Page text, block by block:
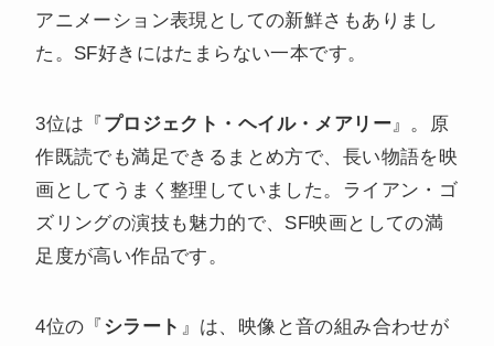
アニメーション表現としての新鮮さもありまし
た。SF好きにはたまらない一本です。
3位は『 プロジェクト・ヘイル・メアリー』。原
作既読でも満足できるまとめ方で、長い物語を映
画としてうまく整理していました。ライアン・ゴ
ズリングの演技も魅力的で、SF映画としての満
足度が高い作品です。
4位の『 シラート 』は、映像と音の組み合わせが